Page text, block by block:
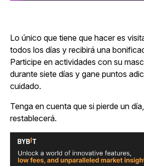
Lo único que tiene que hacer es
todos los días y recibirá una
Participe en actividades con su
durante siete días y gane puntos
cuidado.
Tenga en cuenta que si pierde un
restablecerá.